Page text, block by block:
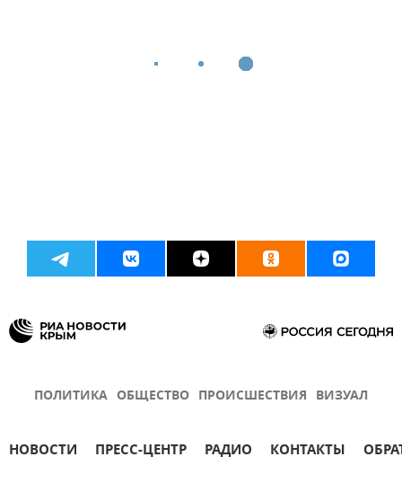
ПОЛИТИКА ОБЩЕСТВО ПРОИСШЕСТВИЯ ВИЗУАЛ
НОВОСТИ ПРЕСС-ЦЕНТР РАДИО КОНТАКТЫ